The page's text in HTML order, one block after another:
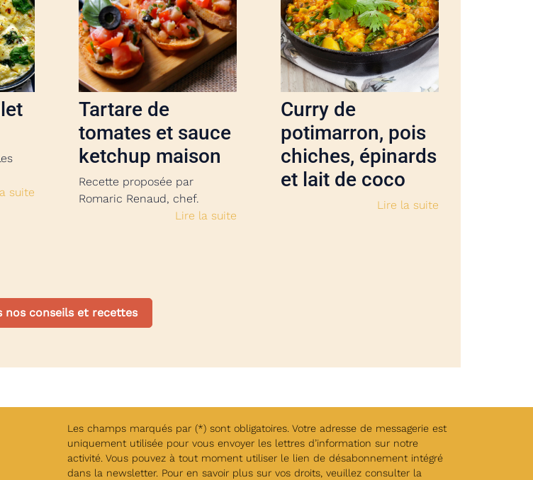
suite
Tartare de
tomates et sauce
ketchup maison
Recette proposée par
Romaric Renaud, chef.
Lire la suite
Curry de
potimarron, pois
chiches, épinards
et lait de coco
Lire la suite
nos conseils et recettes
Les champs marqués par (*) sont obligatoires. Votre adresse de messagerie est
uniquement utilisée pour vous envoyer les lettres d’information sur notre
activité. Vous pouvez à tout moment utiliser le lien de désabonnement intégré
dans la newsletter. Pour en savoir plus sur vos droits, veuillez consulter la